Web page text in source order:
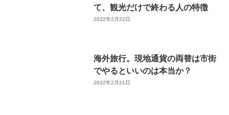
て、観光だけで終わる人の特徴
2022年2月22日
海外旅行。現地通貨の両替は市街
でやるといいのは本当か？
2022年2月21日